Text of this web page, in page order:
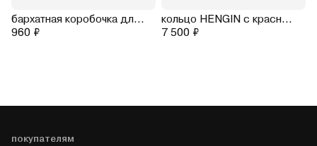
бархатная коробочка для кольца
960 ₽
кольцо HENGIN с красной эмалью (родирование)
7 500 ₽
покупателям